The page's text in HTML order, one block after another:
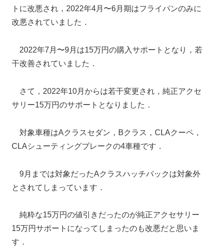
トに改悪され，2022年4月〜6月期はフライパンのみに
改悪されていました．
2022年7月〜9月は15万円の購入サポートとなり，若
干改善されていました．
さて，2022年10月からは若干変更され，純正アクセ
サリー15万円のサポートとなりました．
対象車種はAクラスセダン，Bクラス，CLAクーペ，
CLAシューティングブレークの4車種です．
9月までは対象だったAクラスハッチバックは対象外
とされてしまっています．
純粋な15万円の値引きだったのが純正アクセサリー
15万円サポートになってしまったのも改悪だと思いま
す．